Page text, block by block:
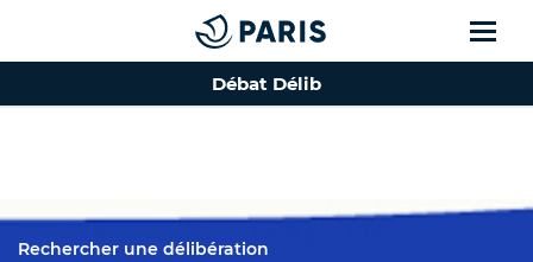
Top of the page
Débat Délib
Rechercher une délibération